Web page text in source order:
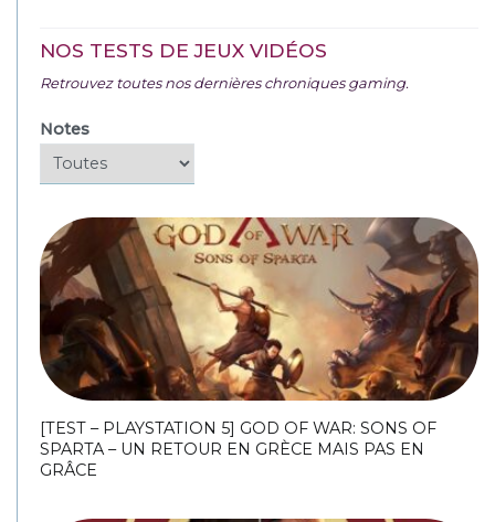
NOS TESTS DE JEUX VIDÉOS
Retrouvez toutes nos dernières chroniques gaming.
Notes
[TEST – PLAYSTATION 5] GOD OF WAR: SONS OF
SPARTA – UN RETOUR EN GRÈCE MAIS PAS EN
GRÂCE